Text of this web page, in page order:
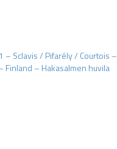
Sclavis / Pifarély / Courtois –
Finland – Hakasalmen huvila